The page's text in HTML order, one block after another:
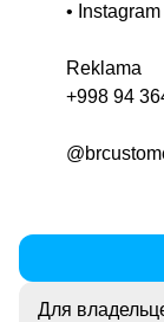
•
Reklama
+998 94
Для